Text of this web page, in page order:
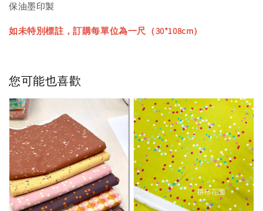
保油墨印製
如未特別標註，訂購每單位為一尺（30*108cm）
您可能也喜歡